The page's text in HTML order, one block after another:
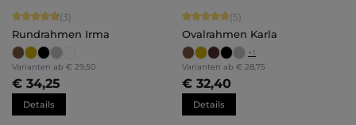
Durchschnittliche Bewertung von 4.67 von 5 Sternen
(3)
Rundrahmen Irma
Varianten ab € 29,50
€ 34,25
Details
Durchschnittliche Bewertung von 5
(5)
Ovalrahmen Karla
+1
Varianten ab € 28,75
€ 32,40
Details